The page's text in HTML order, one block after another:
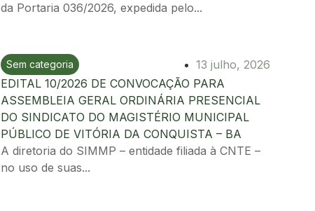
da Portaria 036/2026, expedida pelo...
Ir para postagem
Sem categoria
13 julho, 2026
EDITAL 10/2026 DE CONVOCAÇÃO PARA
ASSEMBLEIA GERAL ORDINÁRIA PRESENCIAL
DO SINDICATO DO MAGISTÉRIO MUNICIPAL
PÚBLICO DE VITÓRIA DA CONQUISTA – BA
A diretoria do SIMMP – entidade filiada à CNTE –
no uso de suas...